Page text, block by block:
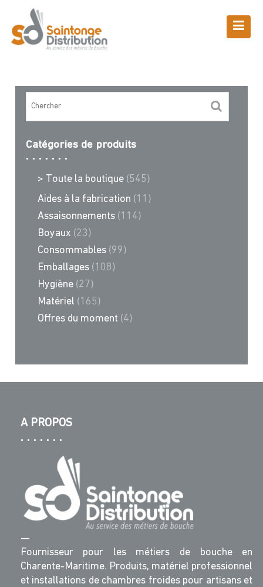
content
Boutique
Catégories de produits
> Toute la boutique (545)
Aides à la fabrication (11)
Assaisonnements (114)
Boyaux (23)
Consommables (99)
Emballages (108)
Hygiène (27)
Matériel (165)
Offres du moment (4)
A PROPOS
—
Fournisseur pour les métiers de bouche en
Charente-Maritime. Produits, matériel professionnel
et installations de chambres froides pour artisans et